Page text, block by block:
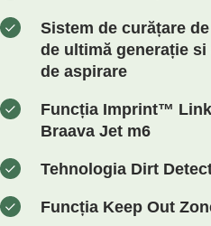
Sistem de curățare
de ultimă generație
de aspirare
Funcția Imprint™
Braava Jet m6
Tehnologia Dirt
Funcția Keep Out